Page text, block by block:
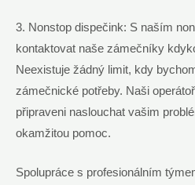
3.‍ Nonstop dispečink: ⁤S naším
kontaktovat naše zámečníky
Neexistuje žádný limit, kdy
zámečnické potřeby. Naši
⁣připraveni naslouchat ‌vašim
okamžitou pomoc.
Spolupráce s profesionálním⁣